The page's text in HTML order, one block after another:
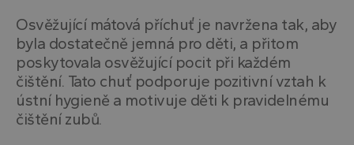
Osvěžující mátová příchuť je navržena tak, aby
byla dostatečně jemná pro děti, a přitom
poskytovala osvěžující pocit při každém
čištění. Tato chuť podporuje pozitivní vztah k
ústní hygieně a motivuje děti k pravidelnému
čištění zubů.